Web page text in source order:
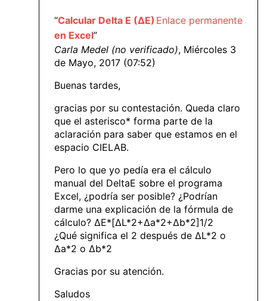
Enlace permanente
“Calcular Delta E (ΔE)
en Excel”
Carla Medel (no verificado), Miércoles 3
de Mayo, 2017 (07:52)
Buenas tardes,
gracias por su contestación. Queda claro
que el asterisco* forma parte de la
aclaración para saber que estamos en el
espacio CIELAB.
Pero lo que yo pedía era el cálculo
manual del DeltaE sobre el programa
Excel, ¿podría ser posible? ¿Podrían
darme una explicación de la fórmula de
cálculo? ΔE*[ΔL*2+Δa*2+Δb*2]1/2
¿Qué significa el 2 después de ΔL*2 o
Δa*2 o Δb*2
Gracias por su atención.
Saludos